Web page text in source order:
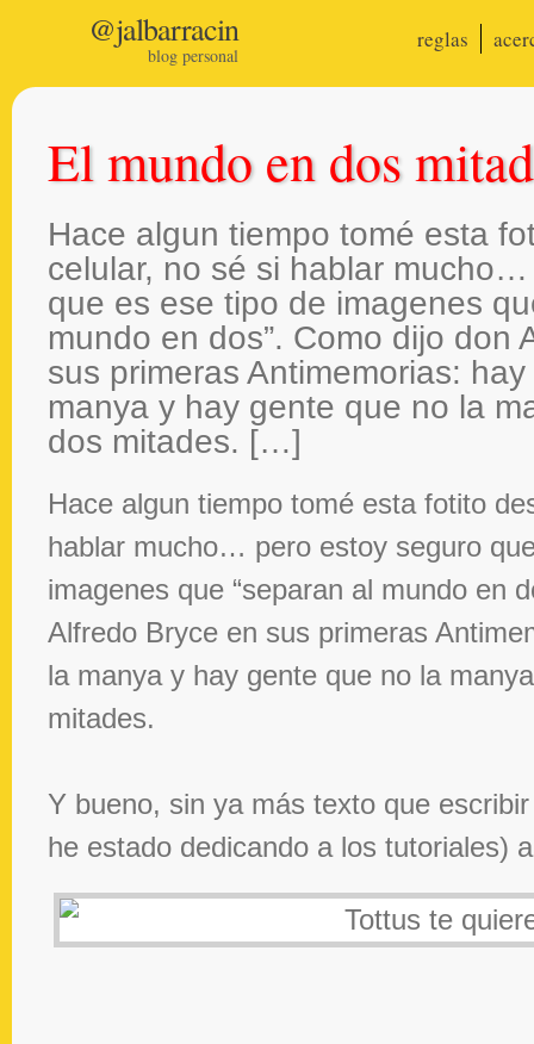
@jalbarracin
blog personal
reglas
El mundo en dos
Hace algun tiempo tomé esta
celular, no sé si hablar
que es ese tipo de imagenes
mundo en dos”. Como dijo don
sus primeras Antimemorias:
manya y hay gente que no la
dos mitades. […]
Hace algun tiempo tomé esta fotito
hablar mucho… pero estoy seguro
imagenes que “separan al mundo en
Alfredo Bryce en sus primeras
la manya y hay gente que no la
mitades.
Y bueno, sin ya más texto que
he estado dedicando a los tutoriales)